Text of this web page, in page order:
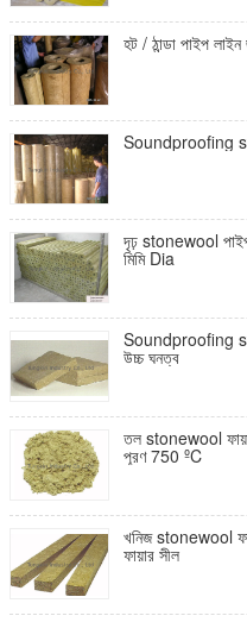
হট / ঠান্ডা পাইপ
Soundproofing
দৃঢ় stonewool
মিমি Dia
Soundproofing
উচ্চ ঘনত্ব
তল stonewool
পূরণ 750 ºC
খনিজ stonewool
ফায়ার সীল